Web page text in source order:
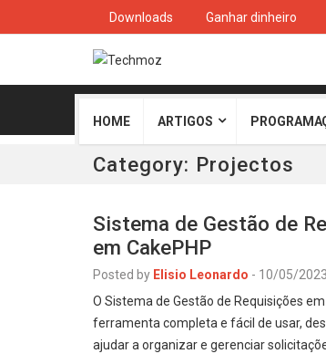
Downloads Ganhar dinheiro
HOME ARTIGOS
Category: Projectos
Sistema de Gestão de
em CakePHP
Posted by Elisio Leonardo - 10/05/2023
O Sistema de Gestão de Requisições
ferramenta completa e fácil de usar,
ajudar a organizar e gerenciar